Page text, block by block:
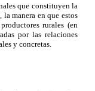
que constituyen la
manera en que estos
rurales (en
por las relaciones
y concretas.